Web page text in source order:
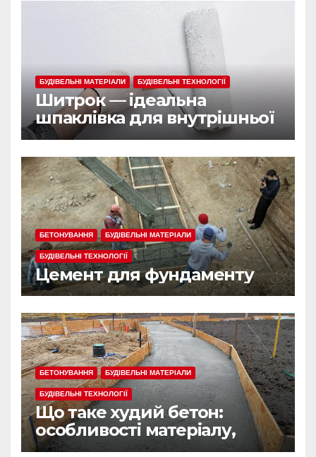
БУДІВЕЛЬНІ МАТЕРІАЛИ БУДІВЕЛЬНІ ТЕХНОЛОГІЇ
Шитрок — ідеальна
шпаклівка для внутрішньої
обробки
БЕТОНУВАННЯ БУДІВЕЛЬНІ МАТЕРІАЛИ
БУДІВЕЛЬНІ ТЕХНОЛОГІЇ
Цемент для фундаменту
БЕТОНУВАННЯ БУДІВЕЛЬНІ МАТЕРІАЛИ
БУДІВЕЛЬНІ ТЕХНОЛОГІЇ
Що таке худий бетон:
особливості матеріалу,
сфера застосування